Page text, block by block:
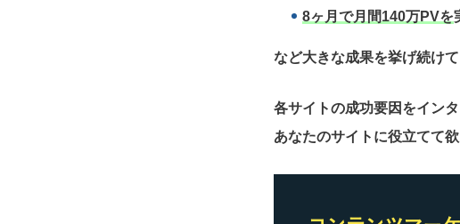
8ヶ月で月間140万PVを
など大きな成果を挙げ続けて
各サイトの成功要因をイン
あなたのサイトに役立てて